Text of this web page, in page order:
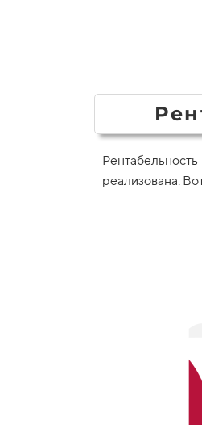
реализована.